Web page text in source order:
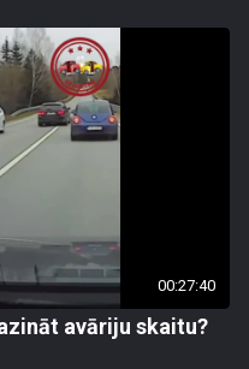
00:27:40
avāriju skaitu?